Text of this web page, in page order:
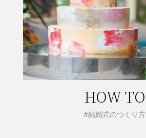
HOW TO
#結婚式のつくり方